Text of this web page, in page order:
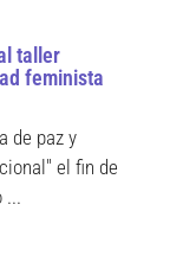
taller
feminista
de paz y
el fin de
...